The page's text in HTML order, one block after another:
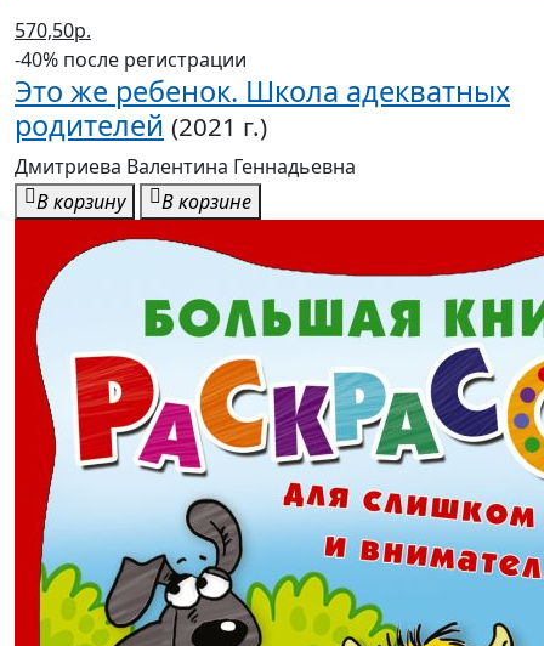
570,50р.
-40% после регистрации
Это же ребенок. Школа адекватных
родителей (2021 г.)
Дмитриева Валентина Геннадьевна
В корзину
В корзине